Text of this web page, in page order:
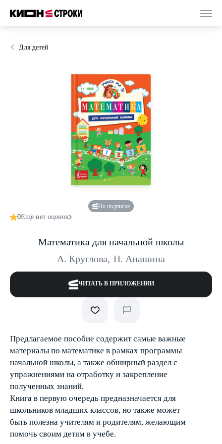
Для детей
По подписке
0Ещё нет оценок
Математика для начальной школы
А. Круглова, Н. Анашина
ЧИТАТЬ В ПРИЛОЖЕНИИ
Предлагаемое пособие содержит самые важные
материалы по математике в рамках программы
начальной школы, а также обширный раздел с
упражнениями на отработку и закрепление
полученных знаний.
Книга в первую очередь предназначается для
школьников младших классов, но также может
быть полезна учителям и родителям, желающим
помочь своим детям в учебе.